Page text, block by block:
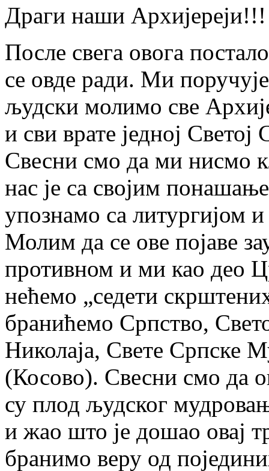
Драги наши Архијереји!!!
После свега овога
се овде ради. Ми
људски молимо све
и сви врате једној
Свесни смо да ми нисмо
нас је са својим
упознамо са литургијом
Молим да се ове појаве
противном и ми као део
нећемо „седети
бранићемо Српство,
Николаја, Свете Српске
(Косово). Свесни смо да
су плод људског
и жао што је дошао овај
бранимо веру од